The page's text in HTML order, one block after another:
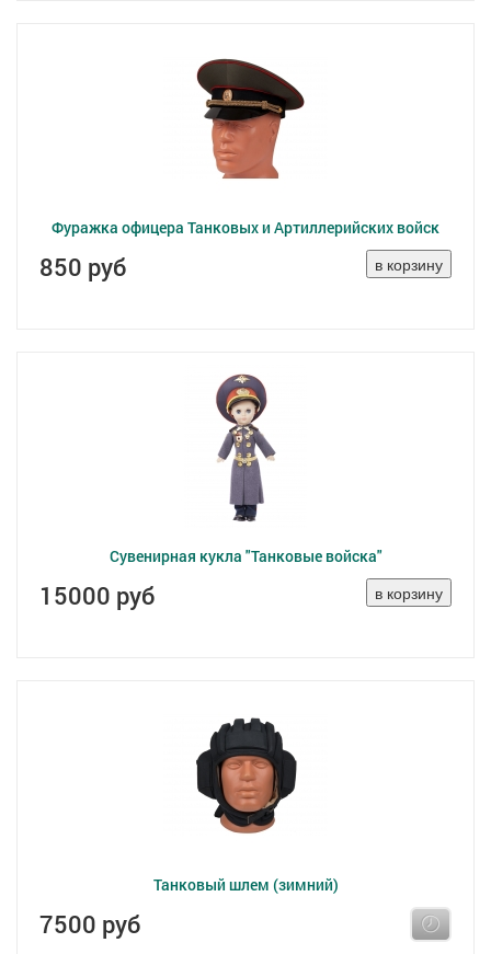
Фуражка офицера Танковых и Артиллерийских войск
850 руб
Сувенирная кукла "Танковые войска"
15000 руб
Танковый шлем (зимний)
7500 руб